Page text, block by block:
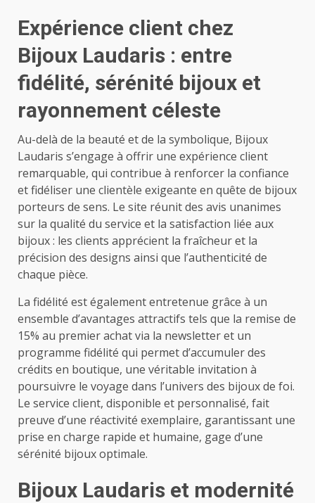
Expérience client chez
Bijoux Laudaris : entre
fidélité, sérénité bijoux et
rayonnement céleste
Au-delà de la beauté et de la symbolique, Bijoux
Laudaris s’engage à offrir une expérience client
remarquable, qui contribue à renforcer la confiance
et fidéliser une clientèle exigeante en quête de bijoux
porteurs de sens. Le site réunit des avis unanimes
sur la qualité du service et la satisfaction liée aux
bijoux : les clients apprécient la fraîcheur et la
précision des designs ainsi que l’authenticité de
chaque pièce.
La fidélité est également entretenue grâce à un
ensemble d’avantages attractifs tels que la remise de
15% au premier achat via la newsletter et un
programme fidélité qui permet d’accumuler des
crédits en boutique, une véritable invitation à
poursuivre le voyage dans l’univers des bijoux de foi.
Le service client, disponible et personnalisé, fait
preuve d’une réactivité exemplaire, garantissant une
prise en charge rapide et humaine, gage d’une
sérénité bijoux optimale.
Bijoux Laudaris et modernité